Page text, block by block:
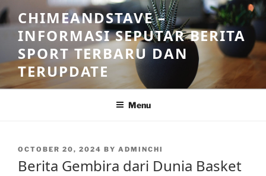
Skip
to
content
CHIMEANDSTAVE –
INFORMASI SEPUTAR BERITA
SPORT TERBARU DAN
TERUPDATE
Menu
POSTED
OCTOBER 20, 2024 BY ADMINCHI
Berita Gembira dari Dunia Basket